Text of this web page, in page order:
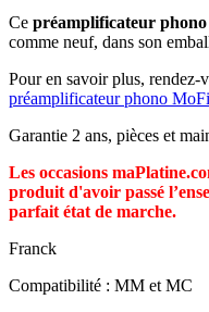
Ce préamplificateur
comme neuf, dans son
Pour en savoir plus,
préamplificateur phono
Garantie 2 ans, pièces et
Les occasions
produit d'avoir passé
parfait état de marche.
Franck
Compatibilité : MM et MC